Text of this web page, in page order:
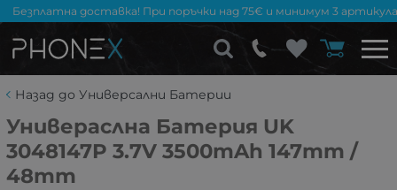
Безплатна доставка! При поръчки над 75€ и минимум 3
Назад до Универсални Батерии
Универаслна Батерия UK
3048147P 3.7V 3500mAh 147mm /
48mm